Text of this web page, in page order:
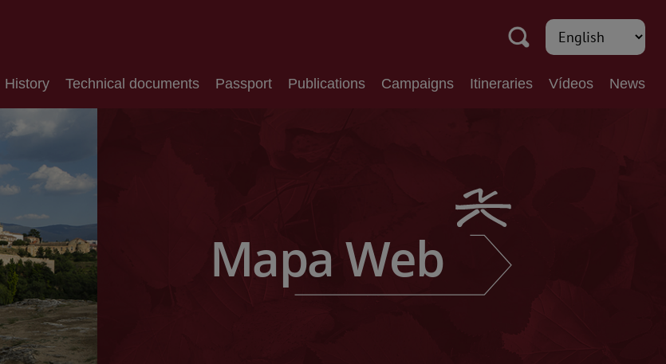
History Technical documents Passport Publications Campaigns Itineraries Vídeos News
Mapa Web